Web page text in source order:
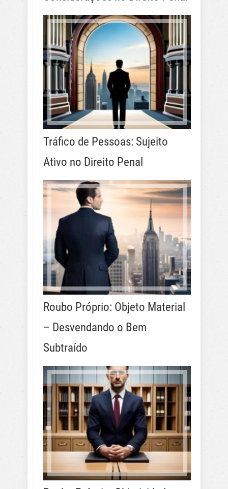
Tráfico de Pessoas: Sujeito
Ativo no Direito Penal
Roubo Próprio: Objeto Material
– Desvendando o Bem
Subtraído